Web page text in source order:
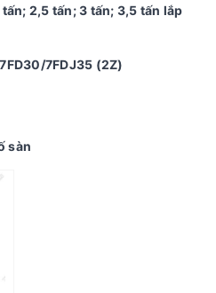
2,5 tấn; 3 tấn; 3,5 tấn lắp
7FDJ35 (2Z)
sàn